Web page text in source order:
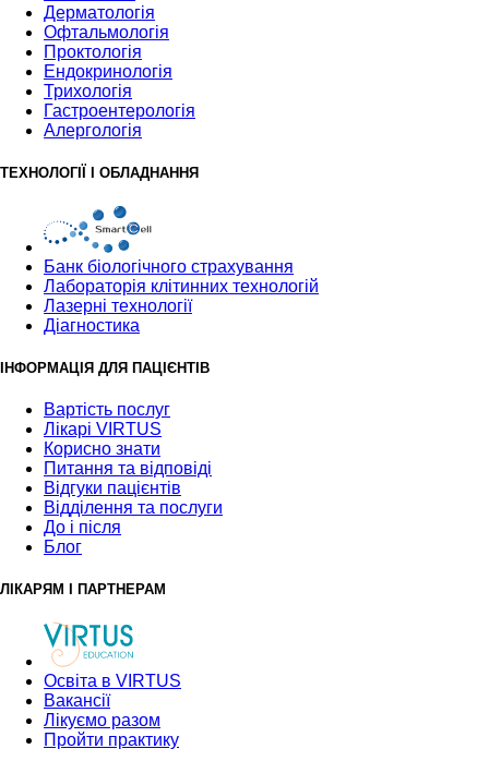
Дерматологія
Офтальмологія
Проктологія
Ендокринологія
Трихологія
Гастроентерологія
Алергологія
ТЕХНОЛОГІЇ І ОБЛАДНАННЯ
Банк бiологiчного страхування
Лабораторія клітинних технологій
Лазерні технології
Діагностика
ІНФОРМАЦІЯ ДЛЯ ПАЦІЄНТІВ
Вартість послуг
Лікарі VIRTUS
Корисно знати
Питання та відповіді
Відгуки пацієнтів
Відділення та послуги
До і після
Блог
ЛІКАРЯМ І ПАРТНЕРАМ
Освіта в VIRTUS
Вакансії
Лікуємо разом
Пройти практику